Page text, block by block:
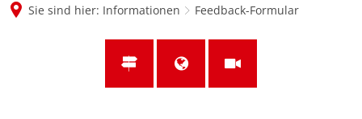
Sie sind hier: Informationen Feedback-Formular